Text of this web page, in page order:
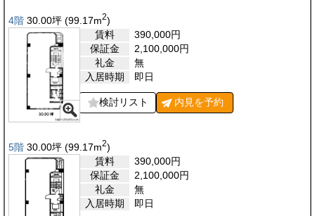
4階 30.00坪 (99.17m2)
賃料
390,000円
保証金
2,100,000円
礼金
無
入居時期
即日
検討リスト 内見を予約
5階 30.00坪 (99.17m2)
賃料
390,000円
保証金
2,100,000円
礼金
無
入居時期
即日